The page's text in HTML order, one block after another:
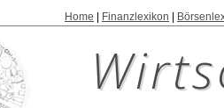
Home Finanzlexikon